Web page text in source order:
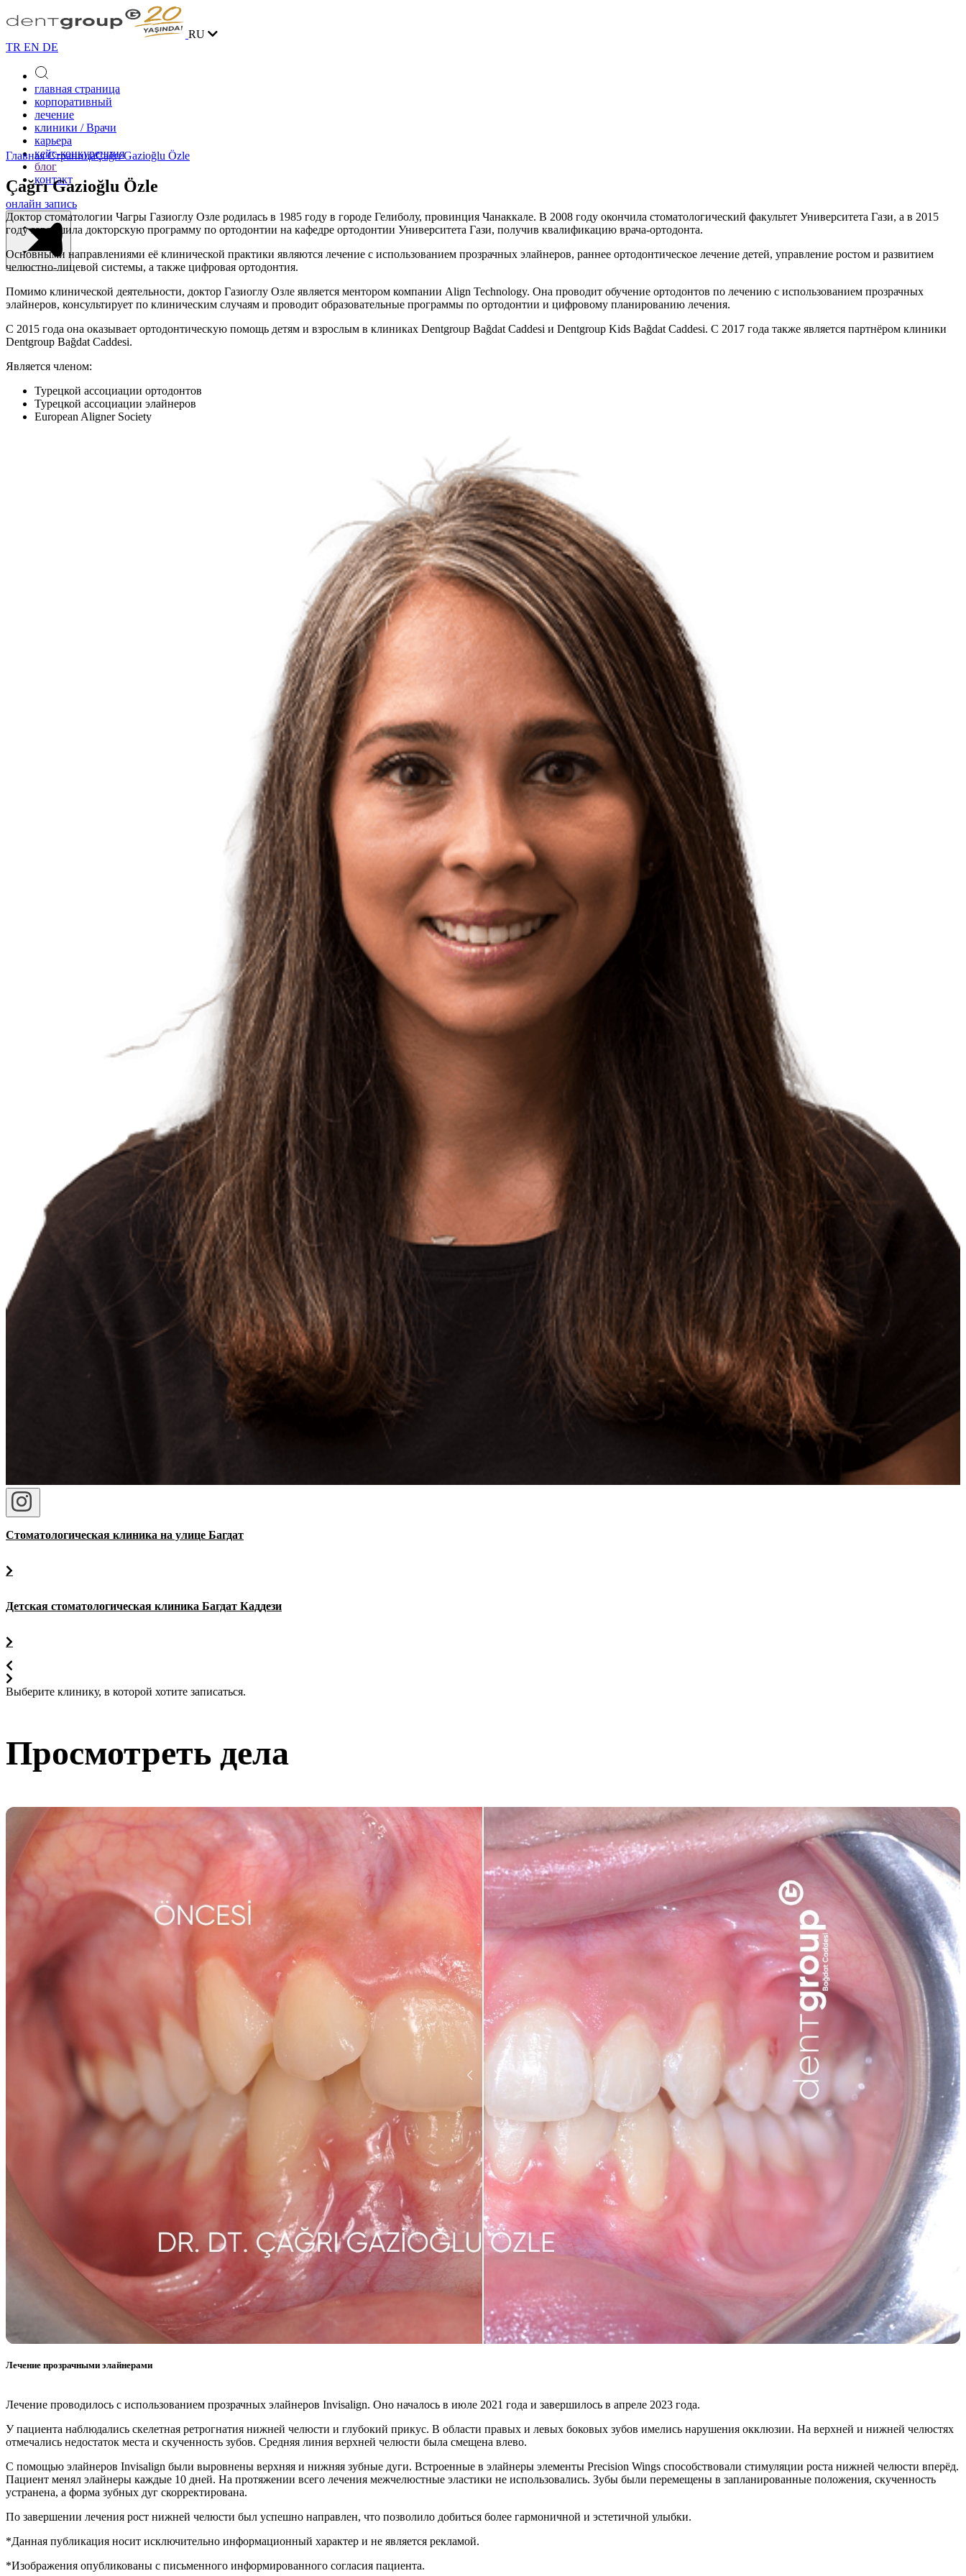
RU
TR EN DE
главная страница
корпоративный
лечение
клиники / Врачи
карьера
кейс-конкуренция
блог
контакт
онлайн запись
Главная СтраницаÇağrı Gazioğlu Özle
Çağrı Gazioğlu Özle
Доктор стоматологии Чагры Газиоглу Озле родилась в 1985 году в городе Гелиболу, провинция Чанаккале. В 2008 году окончила стоматологический факультет Университета Гази, а в 2015
году завершила докторскую программу по ортодонтии на кафедре ортодонтии Университета Гази, получив квалификацию врача-ортодонта.
Основными направлениями её клинической практики являются лечение с использованием прозрачных элайнеров, раннее ортодонтическое лечение детей, управление ростом и развитием
челюстно-лицевой системы, а также цифровая ортодонтия.
Помимо клинической деятельности, доктор Газиоглу Озле является ментором компании Align Technology. Она проводит обучение ортодонтов по лечению с использованием прозрачных
элайнеров, консультирует по клиническим случаям и проводит образовательные программы по ортодонтии и цифровому планированию лечения.
С 2015 года она оказывает ортодонтическую помощь детям и взрослым в клиниках Dentgroup Bağdat Caddesi и Dentgroup Kids Bağdat Caddesi. С 2017 года также является партнёром клиники
Dentgroup Bağdat Caddesi.
Является членом:
Турецкой ассоциации ортодонтов
Турецкой ассоциации элайнеров
European Aligner Society
Стоматологическая клиника на улице Багдат
Детская стоматологическая клиника Багдат Каддези
Выберите клинику, в которой хотите записаться.
Просмотреть дела
Лечение прозрачными элайнерами
Лечение проводилось с использованием прозрачных элайнеров Invisalign. Оно началось в июле 2021 года и завершилось в апреле 2023 года.
У пациента наблюдались скелетная ретрогнатия нижней челюсти и глубокий прикус. В области правых и левых боковых зубов имелись нарушения окклюзии. На верхней и нижней челюстях
отмечались недостаток места и скученность зубов. Средняя линия верхней челюсти была смещена влево.
С помощью элайнеров Invisalign были выровнены верхняя и нижняя зубные дуги. Встроенные в элайнеры элементы Precision Wings способствовали стимуляции роста нижней челюсти вперёд.
Пациент менял элайнеры каждые 10 дней. На протяжении всего лечения межчелюстные эластики не использовались. Зубы были перемещены в запланированные положения, скученность
устранена, а форма зубных дуг скорректирована.
По завершении лечения рост нижней челюсти был успешно направлен, что позволило добиться более гармоничной и эстетичной улыбки.
*Данная публикация носит исключительно информационный характер и не является рекламой.
*Изображения опубликованы с письменного информированного согласия пациента.